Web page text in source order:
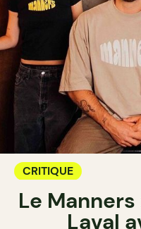
CRITIQUE
Le
Laval